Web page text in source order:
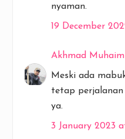
nyaman.
19 December
Akhmad
Meski ada
tetap perjalanan
ya.
3 January 2023